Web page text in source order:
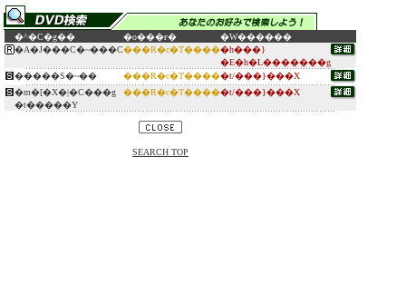
�^�C�g�� �o���ғ�
�W������
�A�J���C�~���C���R�c�T�����h���}
�E�h�L�������g
�����S�~��
���R�c�T�����t/���}���X
�m�[�X�|�C���g
�t�����Y
���R�c�T�����t/���}���X
SEARCH TOP